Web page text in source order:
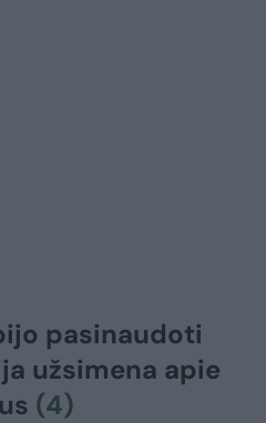
pasinaudoti
užsimena apie
(4)